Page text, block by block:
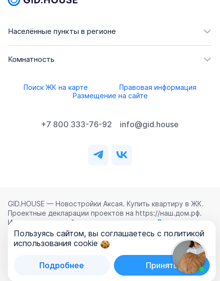
Населённые пункты в регионе
Комнатность
Поиск ЖК на карте
Правовая информация
Размещение на сайте
+7 800 333-76-92 info@gid.house
GID.HOUSE — Новостройки Аксая. Купить квартиру в ЖК.
Проектные декларации проектов на https://наш.дом.рф.
Использование сайта означает согласие с
Лицензионным
соглашением ,Политикой конфиденциальностии
Политикой обработки персональных данных
ООО «ГИД.ХАУЗ»
Пользуясь сайтом, вы соглашаетесь с политикой
использования cookie
Подробнее Принять